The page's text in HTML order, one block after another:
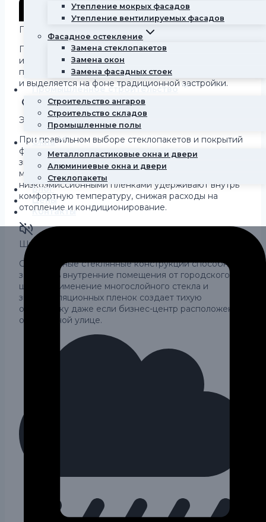
Утепление мокрых фасадов
Утепление вентилируемых фасадов
Фасадное остекление
Замена стеклопакетов
Замена окон
Замена фасадных стоек
Промышленное строительство
Строительство ангаров
Строительство складов
Промышленные полы
Окна
Металлопластиковые окна и двери
Алюминиевые окна и двери
Стеклопакеты
Блог
Цены
Контакты
Представительный внешний вид.
Полностью остекленный фасад выглядит солидно и
инновационно. Здание с панорамными окнами
привлекает внимание, повышает престиж компании
и выделяется на фоне традиционной застройки.
Энергоэффективность.
При правильном выборе стеклопакетов и покрытий
фасадное остекление помогает сохранять тепло
зимой и прохладу летом. Специальные
многокамерные стеклопакеты с
низкоэмиссионными пленками удерживают внутрь
комфортную температуру, снижая расходы на
отопление и кондиционирование.
Шумоизоляция.
Современные стеклянные конструкции способны
защищать внутренние помещения от городского
шума. Применение многослойного стекла и
звукоизоляционных пленок создает тихую
обстановку даже если бизнес-центр расположен на
оживленной улице.